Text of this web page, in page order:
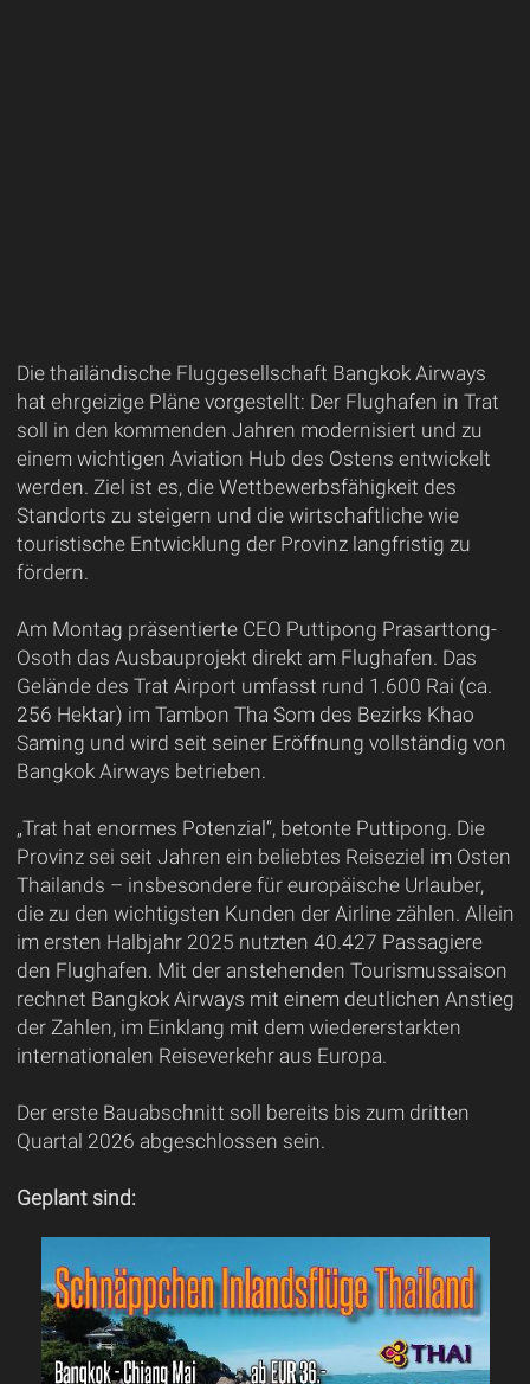
Die thailändische Fluggesellschaft Bangkok Airways
hat ehrgeizige Pläne vorgestellt: Der Flughafen in Trat
soll in den kommenden Jahren modernisiert und zu
einem wichtigen Aviation Hub des Ostens entwickelt
werden. Ziel ist es, die Wettbewerbsfähigkeit des
Standorts zu steigern und die wirtschaftliche wie
touristische Entwicklung der Provinz langfristig zu
fördern.
Am Montag präsentierte CEO Puttipong Prasarttong-
Osoth das Ausbauprojekt direkt am Flughafen. Das
Gelände des Trat Airport umfasst rund 1.600 Rai (ca.
256 Hektar) im Tambon Tha Som des Bezirks Khao
Saming und wird seit seiner Eröffnung vollständig von
Bangkok Airways betrieben.
„Trat hat enormes Potenzial“, betonte Puttipong. Die
Provinz sei seit Jahren ein beliebtes Reiseziel im Osten
Thailands – insbesondere für europäische Urlauber,
die zu den wichtigsten Kunden der Airline zählen. Allein
im ersten Halbjahr 2025 nutzten 40.427 Passagiere
den Flughafen. Mit der anstehenden Tourismussaison
rechnet Bangkok Airways mit einem deutlichen Anstieg
der Zahlen, im Einklang mit dem wiedererstarkten
internationalen Reiseverkehr aus Europa.
Der erste Bauabschnitt soll bereits bis zum dritten
Quartal 2026 abgeschlossen sein.
Geplant sind: